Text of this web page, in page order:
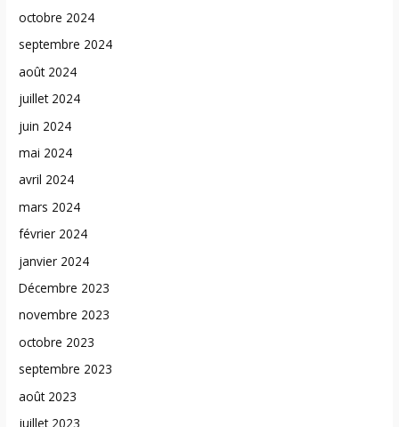
octobre 2024
septembre 2024
août 2024
juillet 2024
juin 2024
mai 2024
avril 2024
mars 2024
février 2024
janvier 2024
Décembre 2023
novembre 2023
octobre 2023
septembre 2023
août 2023
juillet 2023